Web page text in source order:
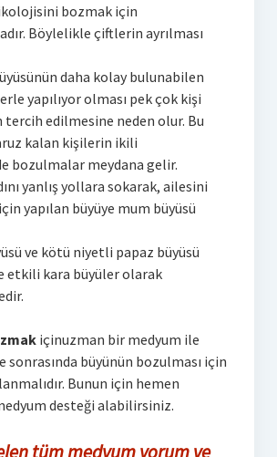
bozmak için
Böylelikle çiftlerin ayrılması
daha kolay bulunabilen
yapılıyor olması pek çok kişi
tercih edilmesine neden olur. Bu
kalan kişilerin ikili
bozulmalar meydana gelir.
yanlış yollara sokarak, ailesini
yapılan büyüye mum büyüsü
ve kötü niyetli papaz büyüsü
etkili kara büyüler olarak
içinuzman bir medyum ile
sonrasında büyünün bozulması için
Bunun için hemen
desteği alabilirsiniz.
tüm medyum yorum ve